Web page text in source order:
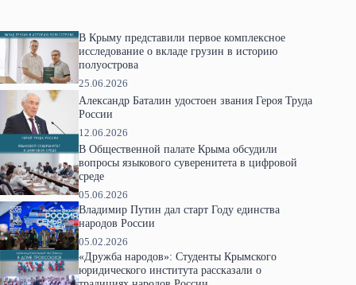
В Крыму представили первое комплексное
исследование о вкладе грузин в историю
полуострова
25.06.2026
Александр Баталин удостоен звания Героя Труда
России
12.06.2026
В Общественной палате Крыма обсудили
вопросы языкового суверенитета в цифровой
среде
05.06.2026
Владимир Путин дал старт Году единства
народов России
05.02.2026
«Дружба народов»: Студенты Крымского
юридического института рассказали о